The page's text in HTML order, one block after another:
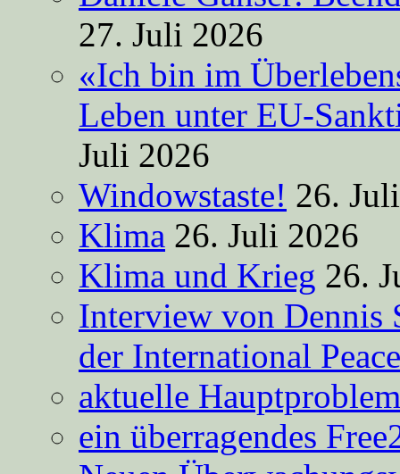
27. Juli 2026
«Ich bin im
Leben unter EU-
Juli 2026
Windowstaste! 26.
Klima 26. Juli 2026
Klima und Krieg 26.
Interview von Dennis
der International
aktuelle
ein überragendes